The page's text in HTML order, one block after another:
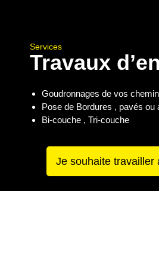
Services
Travaux
Goudronnages de vos
Pose de Bordures , pavés ou
Bi-couche , Tri-couche
Je souhaite travailler